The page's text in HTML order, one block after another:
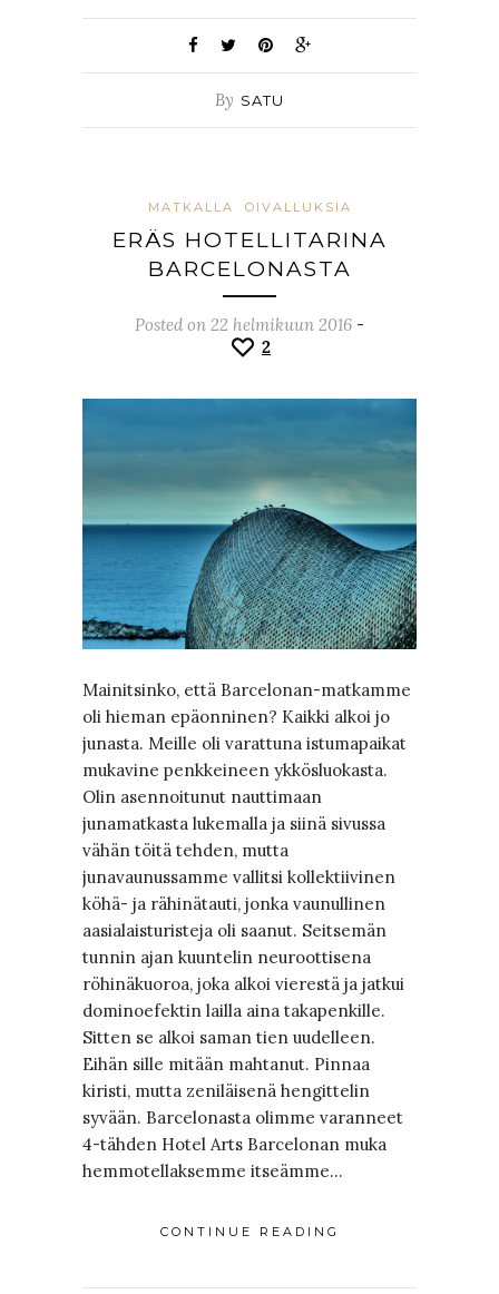
By SATU
MATKALLA OIVALLUKSIA
ERÄS HOTELLITARINA
BARCELONASTA
Posted on 22 helmikuun 2016 -
2
Mainitsinko, että Barcelonan-matkamme
oli hieman epäonninen? Kaikki alkoi jo
junasta. Meille oli varattuna istumapaikat
mukavine penkkeineen ykkösluokasta.
Olin asennoitunut nauttimaan
junamatkasta lukemalla ja siinä sivussa
vähän töitä tehden, mutta
junavaunussamme vallitsi kollektiivinen
köhä- ja rähinätauti, jonka vaunullinen
aasialaisturisteja oli saanut. Seitsemän
tunnin ajan kuuntelin neuroottisena
röhinäkuoroa, joka alkoi vierestä ja jatkui
dominoefektin lailla aina takapenkille.
Sitten se alkoi saman tien uudelleen.
Eihän sille mitään mahtanut. Pinnaa
kiristi, mutta zeniläisenä hengittelin
syvään. Barcelonasta olimme varanneet
4-tähden Hotel Arts Barcelonan muka
hemmotellaksemme itseämme…
CONTINUE READING